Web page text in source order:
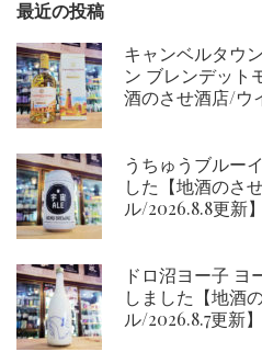
最近の投稿
キャンベルタウ
ン ブレンデット
酒のさせ酒店/ウ
うちゅうブルー
した【地酒のさ
ル/2026.8.8更新】
ドロ沼ヨー子 ヨ
しました【地酒
ル/2026.8.7更新】